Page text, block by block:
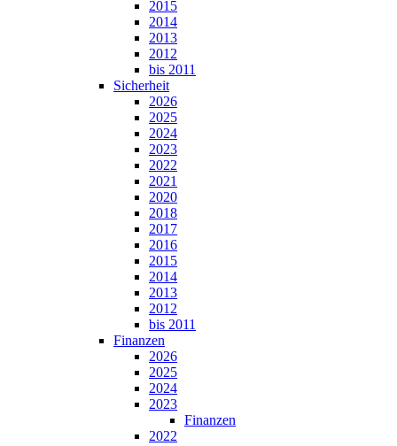
2015
2014
2013
2012
bis 2011
Sicherheit
2026
2025
2024
2023
2022
2021
2020
2018
2017
2016
2015
2014
2013
2012
bis 2011
Finanzen
2026
2025
2024
2023
Finanzen
2022